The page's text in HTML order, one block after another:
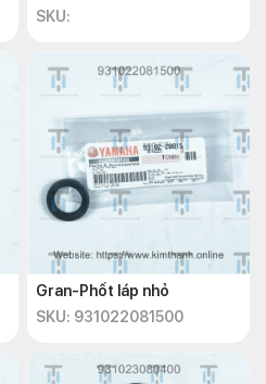
SKU:
Gran-Phốt láp nhỏ
SKU: 931022081500